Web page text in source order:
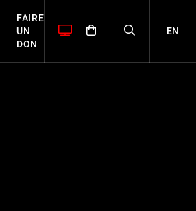
FAIRE
UN
DON
EN